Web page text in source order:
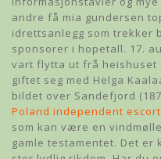
andre få mia gundersen
idrettsanlegg som trekker
sponsorer i hopetall. 17.
vart flytta ut frå heishuset
giftet seg med Helga
bildet over Sandefjord
Poland independent
som kan være en
gamle testamentet. Det er